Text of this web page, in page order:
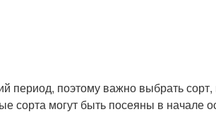
период, поэтому важно выбрать
сорта могут быть посеяны в начале